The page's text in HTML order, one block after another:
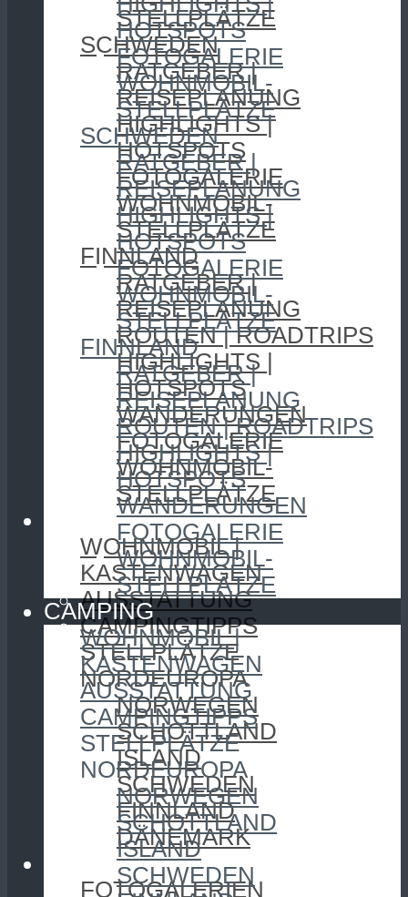
STELLPLÄTZE
SCHWEDEN
RATGEBER |
REISEPLANUNG
HIGHLIGHTS |
HOTSPOTS
FOTOGALERIE
WOHNMOBIL-
STELLPLÄTZE
FINNLAND
RATGEBER |
REISEPLANUNG
ROUTEN | ROADTRIPS
HIGHLIGHTS |
HOTSPOTS
WANDERUNGEN
FOTOGALERIE
WOHNMOBIL-
STELLPLÄTZE
CAMPING
WOHNMOBIL |
KASTENWAGEN
AUSSTATTUNG
CAMPINGTIPPS
STELLPLÄTZE
NORDEUROPA
NORWEGEN
SCHOTTLAND
ISLAND
SCHWEDEN
FINNLAND
DÄNEMARK
FOTOGRAFIE
FOTOGALERIEN
HOTSPOTS
FOTOGALERIE
WOHNMOBIL-
STELLPLÄTZE
SCHWEDEN
RATGEBER |
REISEPLANUNG
HIGHLIGHTS |
HOTSPOTS
FOTOGALERIE
WOHNMOBIL-
STELLPLÄTZE
FINNLAND
RATGEBER |
REISEPLANUNG
ROUTEN | ROADTRIPS
HIGHLIGHTS |
HOTSPOTS
WANDERUNGEN
FOTOGALERIE
WOHNMOBIL-
STELLPLÄTZE
CAMPING
WOHNMOBIL |
KASTENWAGEN
AUSSTATTUNG
CAMPINGTIPPS
STELLPLÄTZE
NORDEUROPA
NORWEGEN
SCHOTTLAND
ISLAND
SCHWEDEN